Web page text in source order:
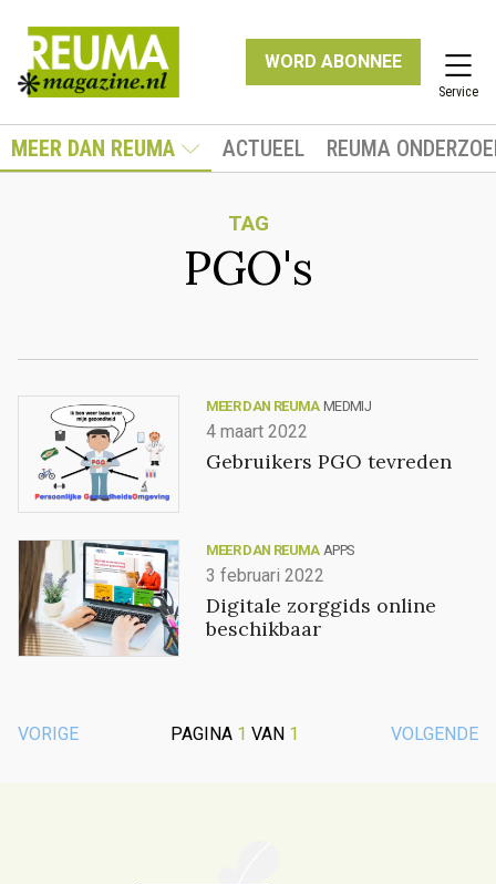
WORD ABONNEE
Service
MEER DAN REUMA ACTUEEL REUMA
TAG
PGO's
MEER DAN REUMA MEDMIJ
4 maart 2022
Gebruikers PGO tevreden
MEER DAN REUMA APPS
3 februari 2022
Digitale zorggids online
beschikbaar
VORIGE PAGINA 1 VAN 1 VOLGENDE